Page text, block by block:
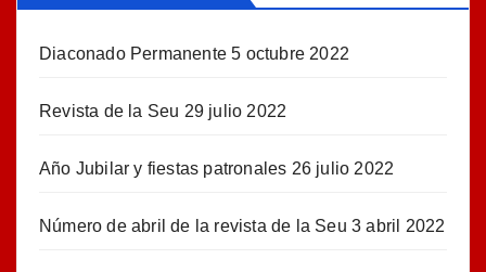
Diaconado Permanente 5 octubre 2022
Revista de la Seu 29 julio 2022
Año Jubilar y fiestas patronales 26 julio 2022
Número de abril de la revista de la Seu 3 abril 2022